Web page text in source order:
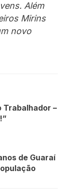
Além
Mirins
novo
–
de Guaraí